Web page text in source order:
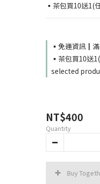
▪️茶包買10送1(
▪️免運資訊┃
▪️茶包買10送
selected
NT$400
Quantity
Buy